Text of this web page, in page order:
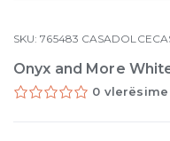
SKU:765483
Onyx and More
0 vlerësime